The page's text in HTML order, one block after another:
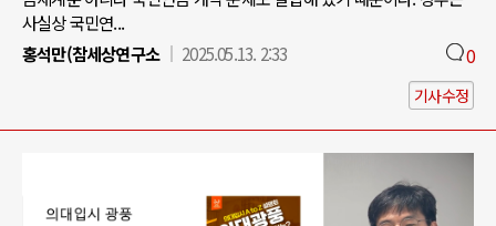
사실상 국민연...
홍석만(참세상연구소
2025.05.13. 2:33 0
기사수정